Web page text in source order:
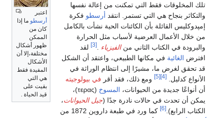
اعتبر
أرسطو ما إذا
كان من
الممكن
ظهور أشكال
مختلفة،إلا أن
الأشكال
المفيدة فقط
هي التي
بقيت على
قيد الحياة .
تلك المخلوقات فقط التي تمكنت من إعالة نفسها
والتكاثر بنجاح هي التي تستمر. انتقد أرسطو فكرة
إمپدوكليس القائلة بأن الكائنات الحية نشأت بالكامل
من خلال الأعمال العرضية لأسباب مثل الحرارة
والبرودة في الكتاب الثاني منالفيزياء [3]
لقد
افترض الغائية في مكانها الطبيعي، واعتقد أن الشكل
قد تحقق لغرض ما، مشيرًا إلى انتظام الوراثة في
الأنواع كدليل.
[4]
[5] ومع ذلك، فقد أقر في بيولوجيته
أن أنواعًا جديدة من الحيوانات، المسوخ
(τερας)،
يمكن أن تحدث في حالات نادرة جدًا (جيل الحيوانات،
الكتاب الرابع). [6]
كما ورد في طبعة داروين 1872 من